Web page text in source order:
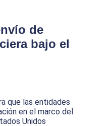
de
bajo el
que las entidades
en el marco del
Unidos